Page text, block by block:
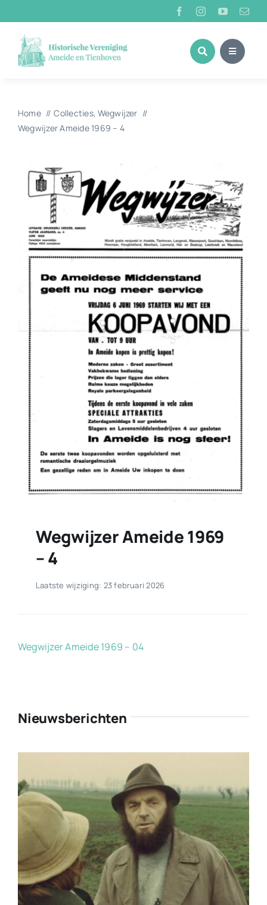
naar
inhoud
Home Collecties Wegwijzer
Wegwijzer Ameide 1969 – 4
Wegwijzer Ameide 1969
– 4
Laatste wijziging: 23 februari 2026
Wegwijzer Ameide 1969 – 04
Nieuwsberichten